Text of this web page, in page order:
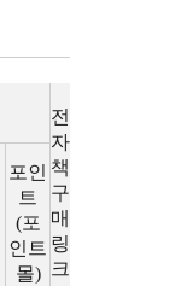
전
자
책
구
매
링
크
포인
트
(포
인트
몰)